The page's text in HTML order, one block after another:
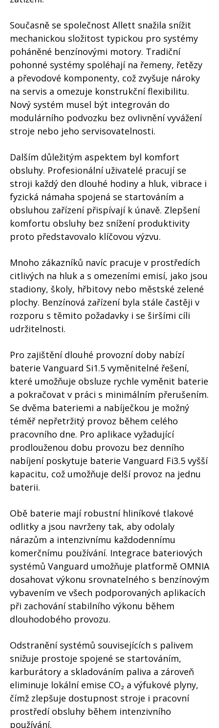
Současně se společnost Allett snažila snížit
mechanickou složitost typickou pro systémy
poháněné benzínovými motory. Tradiční
pohonné systémy spoléhají na řemeny, řetězy
a převodové komponenty, což zvyšuje nároky
na servis a omezuje konstrukční flexibilitu.
Nový systém musel být integrován do
modulárního podvozku bez ovlivnění vyvážení
stroje nebo jeho servisovatelnosti.
Dalším důležitým aspektem byl komfort
obsluhy. Profesionální uživatelé pracují se
stroji každý den dlouhé hodiny a hluk, vibrace i
fyzická námaha spojená se startováním a
obsluhou zařízení přispívají k únavě. Zlepšení
komfortu obsluhy bez snížení produktivity
proto představovalo klíčovou výzvu.
Mnoho zákazníků navíc pracuje v prostředích
citlivých na hluk a s omezeními emisí, jako jsou
stadiony, školy, hřbitovy nebo městské zelené
plochy. Benzínová zařízení byla stále častěji v
rozporu s těmito požadavky i se širšími cíli
udržitelnosti.
Pro zajištění dlouhé provozní doby nabízí
baterie Vanguard Si1.5 vyměnitelné řešení,
které umožňuje obsluze rychle vyměnit baterie
a pokračovat v práci s minimálním přerušením.
Se dvěma bateriemi a nabíječkou je možný
téměř nepřetržitý provoz během celého
pracovního dne. Pro aplikace vyžadující
prodlouženou dobu provozu bez denního
nabíjení poskytuje baterie Vanguard Fi3.5 vyšší
kapacitu, což umožňuje delší provoz na jednu
baterii.
Obě baterie mají robustní hliníkové tlakové
odlitky a jsou navrženy tak, aby odolaly
nárazům a intenzivnímu každodennímu
komerčnímu používání. Integrace bateriových
systémů Vanguard umožňuje platformě OMNIA
dosahovat výkonu srovnatelného s benzínovým
vybavením ve všech podporovaných aplikacích
při zachování stabilního výkonu během
dlouhodobého provozu.
Odstranění systémů souvisejících s palivem
snižuje prostoje spojené se startováním,
karburátory a skladováním paliva a zároveň
eliminuje lokální emise CO₂ a výfukové plyny,
čímž zlepšuje dostupnost stroje i pracovní
prostředí obsluhy během intenzivního
používání.